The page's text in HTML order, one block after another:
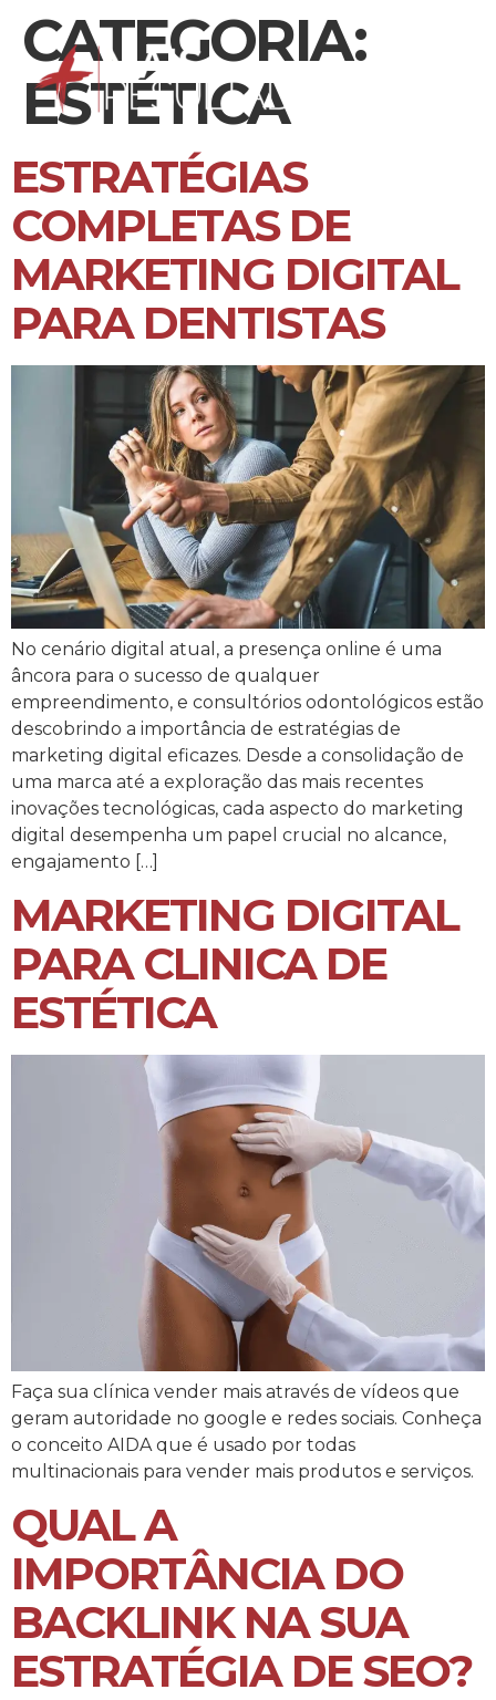
CATEGORIA:
ESTÉTICA
ESTRATÉGIAS
COMPLETAS DE
MARKETING DIGITAL
PARA DENTISTAS
No cenário digital atual, a presença online é uma
âncora para o sucesso de qualquer
empreendimento, e consultórios odontológicos estão
descobrindo a importância de estratégias de
marketing digital eficazes. Desde a consolidação de
uma marca até a exploração das mais recentes
inovações tecnológicas, cada aspecto do marketing
digital desempenha um papel crucial no alcance,
engajamento […]
MARKETING DIGITAL
PARA CLINICA DE
ESTÉTICA
Faça sua clínica vender mais através de vídeos que
geram autoridade no google e redes sociais. Conheça
o conceito AIDA que é usado por todas
multinacionais para vender mais produtos e serviços.
QUAL A
IMPORTÂNCIA DO
BACKLINK NA SUA
ESTRATÉGIA DE SEO?